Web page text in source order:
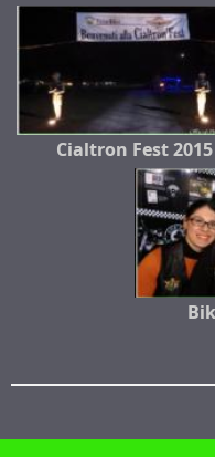
Cialtron Fest 2015